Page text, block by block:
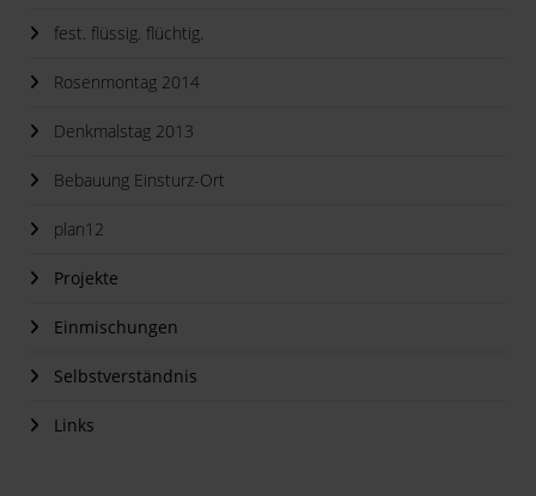
fest. flüssig. flüchtig.
Rosenmontag 2014
Denkmalstag 2013
Bebauung Einsturz-Ort
plan12
Projekte
Einmischungen
Selbstverständnis
Links